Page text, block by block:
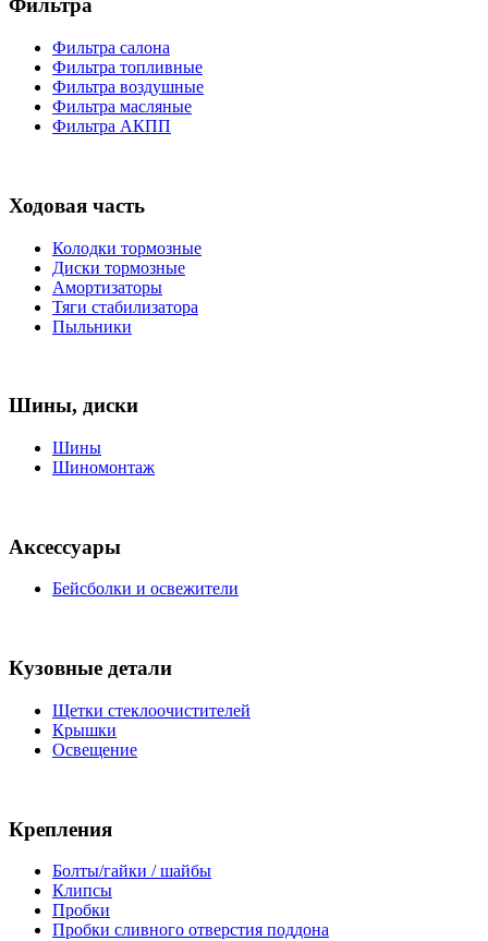
Фильтра
Фильтра салона
Фильтра топливные
Фильтра воздушные
Фильтра масляные
Фильтра АКПП
Ходовая часть
Колодки тормозные
Диски тормозные
Амортизаторы
Тяги стабилизатора
Пыльники
Шины, диски
Шины
Шиномонтаж
Аксессуары
Бейсболки и освежители
Кузовные детали
Щетки стеклоочистителей
Крышки
Освещение
Крепления
Болты/гайки / шайбы
Клипсы
Пробки
Пробки сливного отверстия поддона